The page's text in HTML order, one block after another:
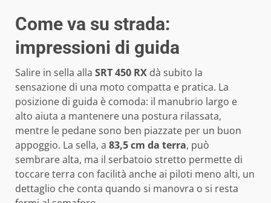
Come va su strada:
impressioni di guida
Salire in sella alla SRT 450 RX dà subito la
sensazione di una moto compatta e pratica. La
posizione di guida è comoda: il manubrio largo e
alto aiuta a mantenere una postura rilassata,
mentre le pedane sono ben piazzate per un buon
appoggio. La sella, a 83,5 cm da terra, può
sembrare alta, ma il serbatoio stretto permette di
toccare terra con facilità anche ai piloti meno alti, un
dettaglio che conta quando si manovra o si resta